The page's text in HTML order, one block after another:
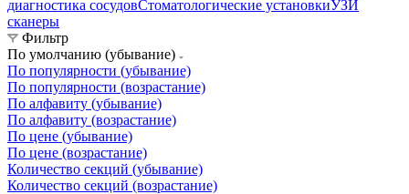
диагностика сосудовСтоматологические установкиУЗИ
сканеры
Фильтр
По умолчанию (убывание)
По популярности (убывание)
По популярности (возрастание)
По алфавиту (убывание)
По алфавиту (возрастание)
По цене (убывание)
По цене (возрастание)
Количество секций (убывание)
Количество секций (возрастание)